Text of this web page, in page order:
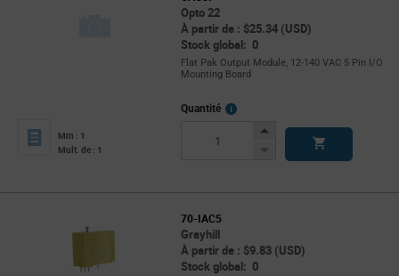
Opto 22
À partir de : $25.34 (USD)
Stock global: 0
Flat Pak Output Module, 12-140 VAC 5 Pin I/O
Mounting Board
Min : 1
Mult. de : 1
Quantité
More
Increase
Decrease
70-IAC5
Grayhill
À partir de : $9.83 (USD)
Stock global: 0